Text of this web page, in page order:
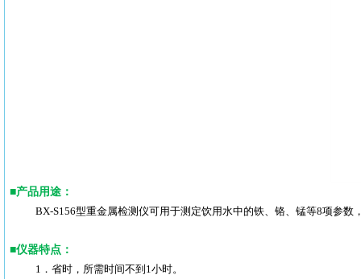
■产品用途：
BX-S156型重金属检测仪可用于测定饮用水中的铁、铬、锰等8项参
■仪器特点：
1． 省时，所需时间不到1小时。